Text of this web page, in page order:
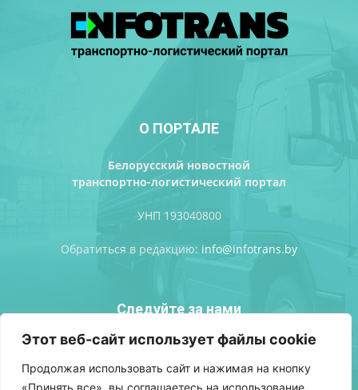
Этот веб-сайт использует файлы cookie
Продолжая использовать сайт и нажимая на кнопку
«Принять все», вы соглашаетесь на использование
О ПОРТАЛЕ
Белорусский новостной
транспортно-логистический портал
УНП 193040800
Обратиться в редакцию: info@infotrans.bу
Следуйте за нами